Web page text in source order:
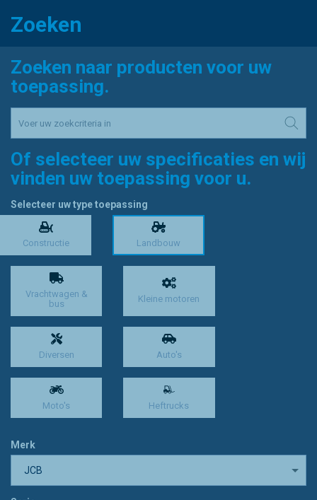
Zoeken
Zoeken naar producten voor uw
toepassing.
Of selecteer uw specificaties en wij
vinden uw toepassing voor u.
Selecteer uw type toepassing
Constructie Landbouw
Vrachtwagen &
bus
Kleine motoren
Diversen Auto's
Moto's Heftrucks
Merk
JCB